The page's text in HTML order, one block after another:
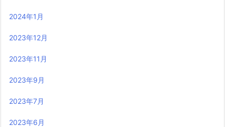
2024年1月
2023年12月
2023年11月
2023年9月
2023年7月
2023年6月